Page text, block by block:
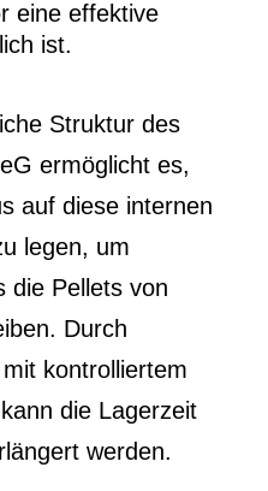
eine effektive
ist.
Struktur des
ermöglicht es,
auf diese internen
legen, um
die Pellets von
Durch
kontrolliertem
die Lagerzeit
werden.